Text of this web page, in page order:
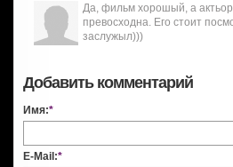
Да, фильм хорошый, а
превосходна. Его стоит
заслужыл)))
Добавить комментарий
Имя:*
E-Mail:*